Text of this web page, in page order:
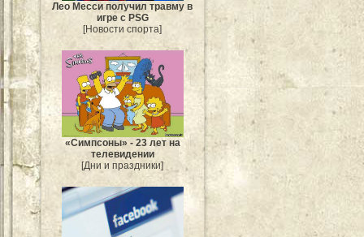
Лео Месси получил травму в
игре с PSG
[Новости спорта]
«Симпсоны» - 23 лет на
телевидении
[Дни и праздники]